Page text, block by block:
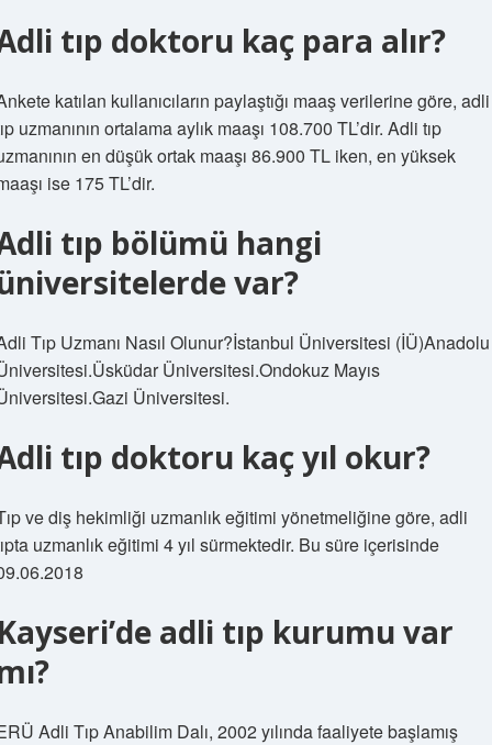
tıp doktoru kaç para alır?
katılan kullanıcıların paylaştığı maaş verilerine göre, adli
uzmanının ortalama aylık maaşı 108.700 TL’dir. Adli tıp
en düşük ortak maaşı 86.900 TL iken, en yüksek
ise 175 TL’dir.
tıp bölümü hangi
var?
Tıp Uzmanı Nasıl Olunur?İstanbul Üniversitesi (İÜ)Anadolu
Üniversitesi.Ondokuz Mayıs
Üniversitesi.
tıp doktoru kaç yıl okur?
ve diş hekimliği uzmanlık eğitimi yönetmeliğine göre, adli
uzmanlık eğitimi 4 yıl sürmektedir. Bu süre içerisinde
adli tıp kurumu var
Adli Tıp Anabilim Dalı, 2002 yılında faaliyete başlamış